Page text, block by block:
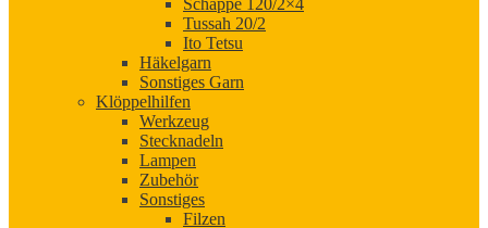
Schappe 120/2×4
Tussah 20/2
Ito Tetsu
Häkelgarn
Sonstiges Garn
Klöppelhilfen
Werkzeug
Stecknadeln
Lampen
Zubehör
Sonstiges
Filzen